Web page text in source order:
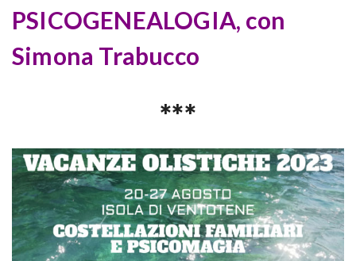
PSICOGENEALOGIA, con
Simona Trabucco
***